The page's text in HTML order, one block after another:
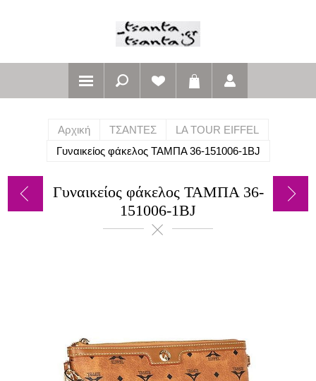
Αρχική ΤΣΑΝΤΕΣ
LA TOUR EIFFEL
Γυναικείος φάκελος ΤΑΜΠΑ 36-151006-1BJ
Γυναικείος φάκελος ΤΑΜΠΑ 36-
151006-1BJ